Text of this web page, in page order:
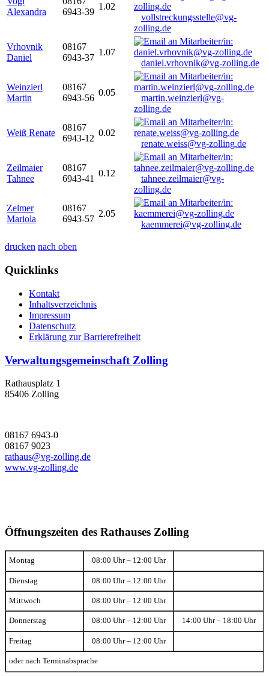
Alexandra
6943-39
1.02
vollstreckungsstelle@vg-
zolling.de
Vrhovnik
Daniel
08167
6943-37
1.07
daniel.vrhovnik@vg-zolling.de
Weinzierl
Martin
08167
6943-56
0.05
martin.weinzierl@vg-
zolling.de
Weiß Renate
08167
6943-12
0.02
renate.weiss@vg-zolling.de
Zeilmaier
Tahnee
08167
6943-41
0.12
tahnee.zeilmaier@vg-
zolling.de
Zelmer
Mariola
08167
6943-57
2.05
kaemmerei@vg-zolling.de
drucken nach oben
Quicklinks
Kontakt
Inhaltsverzeichnis
Impressum
Datenschutz
Erklärung zur Barrierefreiheit
Verwaltungsgemeinschaft Zolling
Rathausplatz 1
85406 Zolling
08167 6943-0
08167 9023
rathaus@vg-zolling.de
www.vg-zolling.de
Öffnungszeiten des Rathauses Zolling
Montag 08:00 Uhr – 12:00 Uhr
Dienstag 08:00 Uhr – 12:00 Uhr
Mittwoch 08:00 Uhr – 12:00 Uhr
Donnerstag 08:00 Uhr – 12:00 Uhr 14:00 Uhr – 18:00 Uhr
Freitag 08:00 Uhr – 12:00 Uhr
oder nach Terminabsprache